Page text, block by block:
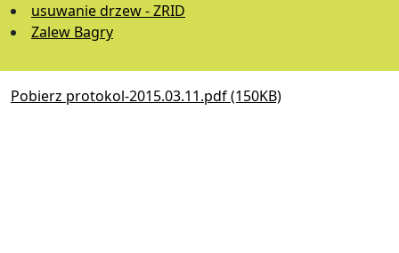
usuwanie drzew - ZRID
Zalew Bagry
Pobierz protokol-2015.03.11.pdf (150KB)